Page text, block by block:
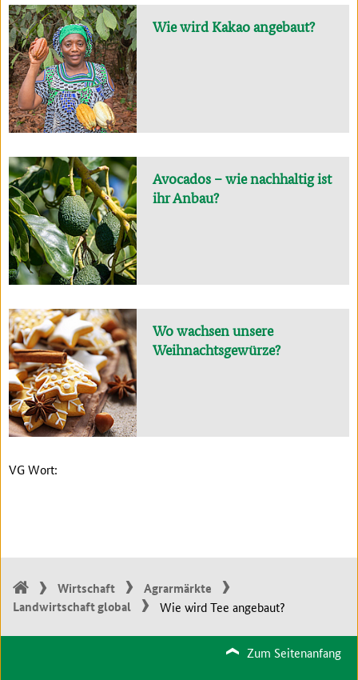
Wie wird Kakao angebaut?
Avocados – wie nachhaltig ist
ihr Anbau?
Wo wachsen unsere
Weihnachtsgewürze?
VG Wort:
Wirtschaft
Agrarmärkte
Landwirtschaft global
Wie wird Tee angebaut?
Zum Seitenanfang